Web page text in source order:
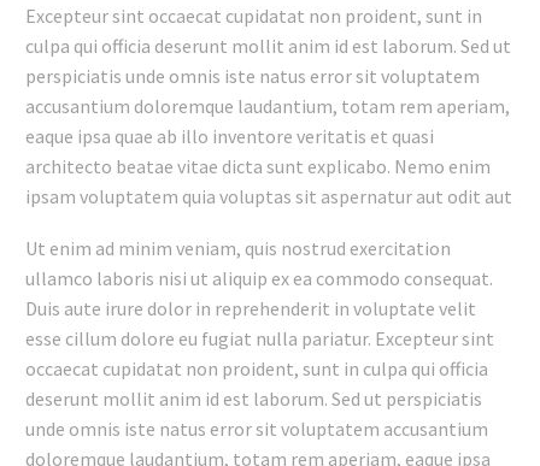
Excepteur sint occaecat cupidatat non proident, sunt in
culpa qui officia deserunt mollit anim id est laborum. Sed ut
perspiciatis unde omnis iste natus error sit voluptatem
accusantium doloremque laudantium, totam rem aperiam,
eaque ipsa quae ab illo inventore veritatis et quasi
architecto beatae vitae dicta sunt explicabo. Nemo enim
ipsam voluptatem quia voluptas sit aspernatur aut odit aut
Ut enim ad minim veniam, quis nostrud exercitation
ullamco laboris nisi ut aliquip ex ea commodo consequat.
Duis aute irure dolor in reprehenderit in voluptate velit
esse cillum dolore eu fugiat nulla pariatur. Excepteur sint
occaecat cupidatat non proident, sunt in culpa qui officia
deserunt mollit anim id est laborum. Sed ut perspiciatis
unde omnis iste natus error sit voluptatem accusantium
doloremque laudantium, totam rem aperiam, eaque ipsa